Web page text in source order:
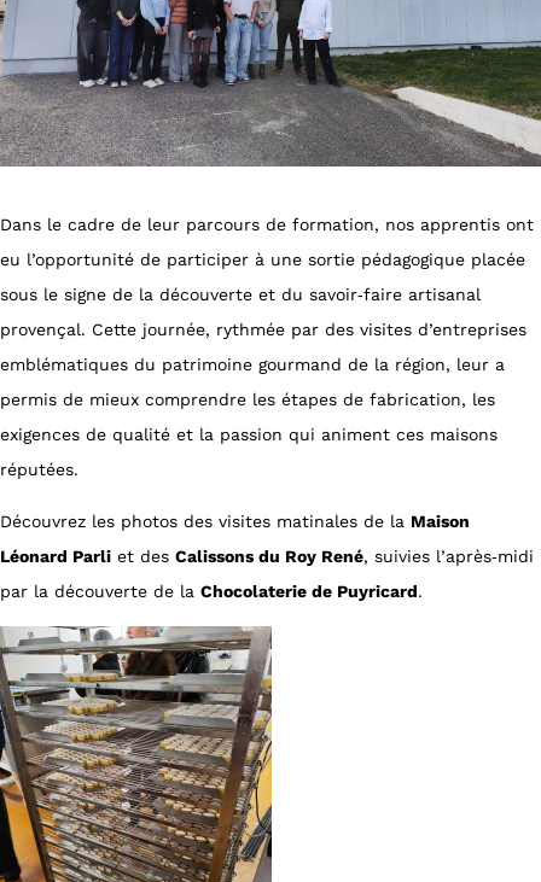
Dans le cadre de leur parcours de formation, nos apprentis ont
eu l’opportunité de participer à une sortie pédagogique placée
sous le signe de la découverte et du savoir‑faire artisanal
provençal. Cette journée, rythmée par des visites d’entreprises
emblématiques du patrimoine gourmand de la région, leur a
permis de mieux comprendre les étapes de fabrication, les
exigences de qualité et la passion qui animent ces maisons
réputées.
Découvrez les photos des visites matinales de la Maison
Léonard Parli et des Calissons du Roy René, suivies l’après‑midi
par la découverte de la Chocolaterie de Puyricard.